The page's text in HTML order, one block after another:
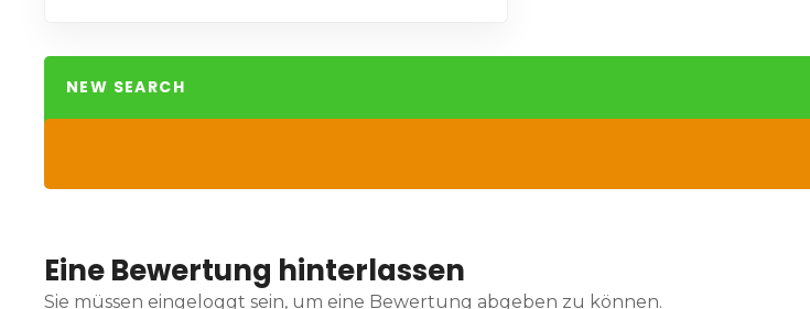
NEW SEARCH
Eine Bewertung hinterlassen
Sie müssen eingeloggt sein, um eine Bewertung abgeben zu können.